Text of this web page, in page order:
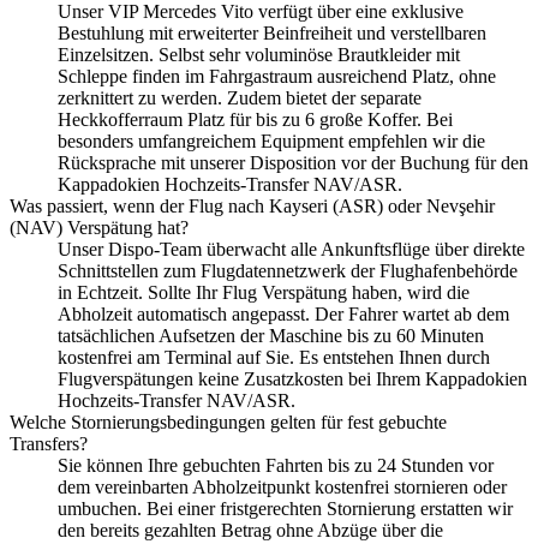
Unser VIP Mercedes Vito verfügt über eine exklusive
Bestuhlung mit erweiterter Beinfreiheit und verstellbaren
Einzelsitzen. Selbst sehr voluminöse Brautkleider mit
Schleppe finden im Fahrgastraum ausreichend Platz, ohne
zerknittert zu werden. Zudem bietet der separate
Heckkofferraum Platz für bis zu 6 große Koffer. Bei
besonders umfangreichem Equipment empfehlen wir die
Rücksprache mit unserer Disposition vor der Buchung für den
Kappadokien Hochzeits-Transfer NAV/ASR.
Was passiert, wenn der Flug nach Kayseri (ASR) oder Nevşehir
(NAV) Verspätung hat?
Unser Dispo-Team überwacht alle Ankunftsflüge über direkte
Schnittstellen zum Flugdatennetzwerk der Flughafenbehörde
in Echtzeit. Sollte Ihr Flug Verspätung haben, wird die
Abholzeit automatisch angepasst. Der Fahrer wartet ab dem
tatsächlichen Aufsetzen der Maschine bis zu 60 Minuten
kostenfrei am Terminal auf Sie. Es entstehen Ihnen durch
Flugverspätungen keine Zusatzkosten bei Ihrem Kappadokien
Hochzeits-Transfer NAV/ASR.
Welche Stornierungsbedingungen gelten für fest gebuchte
Transfers?
Sie können Ihre gebuchten Fahrten bis zu 24 Stunden vor
dem vereinbarten Abholzeitpunkt kostenfrei stornieren oder
umbuchen. Bei einer fristgerechten Stornierung erstatten wir
den bereits gezahlten Betrag ohne Abzüge über die